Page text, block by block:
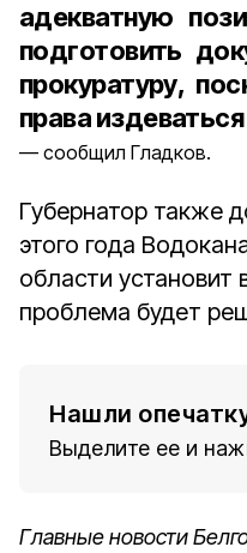
адекватную
подготовить
прокуратуру,
права
сообщил Гладков.
Губернатор также
этого года
области
проблема будет
Нашли
Выделите ее и
Главные новости